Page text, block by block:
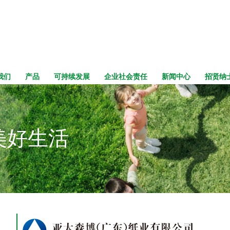
们 产品 可持续发展 企业社会责任 新闻中心 招贤纳
好生活